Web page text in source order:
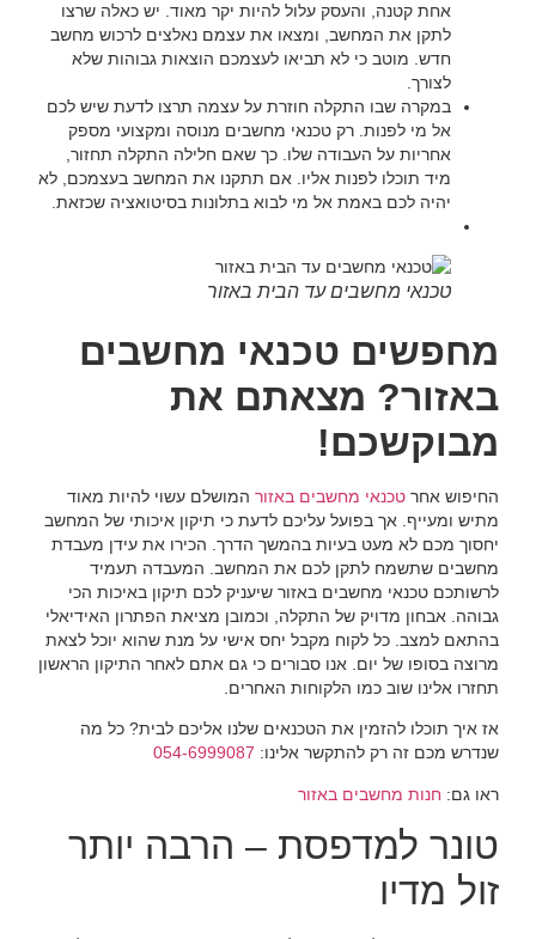
אחת קטנה, והעסק עלול להיות יקר מאוד. יש כאלה שרצו
לתקן את המחשב, ומצאו את עצמם נאלצים לרכוש מחשב
חדש. מוטב כי לא תביאו לעצמכם הוצאות גבוהות שלא
לצורך.
במקרה שבו התקלה חוזרת על עצמה תרצו לדעת שיש לכם
אל מי לפנות. רק טכנאי מחשבים מנוסה ומקצועי מספק
אחריות על העבודה שלו. כך שאם חלילה התקלה תחזור,
מיד תוכלו לפנות אליו. אם תתקנו את המחשב בעצמכם, לא
יהיה לכם באמת אל מי לבוא בתלונות בסיטואציה שכזאת.
טכנאי מחשבים עד הבית באזור
מחפשים טכנאי מחשבים
באזור? מצאתם את
מבוקשכם!
החיפוש אחרטכנאי מחשבים באזור המושלם עשוי להיות מאוד
מתיש ומעייף. אך בפועל עליכם לדעת כי תיקון איכותי של המחשב
יחסוך מכם לא מעט בעיות בהמשך הדרך. הכירו את עידן מעבדת
מחשבים שתשמח לתקן לכם את המחשב. המעבדה תעמיד
לרשותכם טכנאי מחשבים באזור שיעניק לכם תיקון באיכות הכי
גבוהה. אבחון מדויק של התקלה, וכמובן מציאת הפתרון האידיאלי
בהתאם למצב. כל לקוח מקבל יחס אישי על מנת שהוא יוכל לצאת
מרוצה בסופו של יום. אנו סבורים כי גם אתם לאחר התיקון הראשון
תחזרו אלינו שוב כמו הלקוחות האחרים.
אז איך תוכלו להזמין את הטכנאים שלנו אליכם לבית? כל מה
שנדרש מכם זה רק להתקשר אלינו: 054-6999087
ראו גם: חנות מחשבים באזור
טונר למדפסת – הרבה יותר
זול מדיו